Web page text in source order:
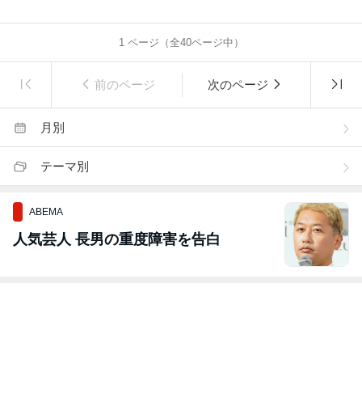
1ページ（全40ページ中）
前のページ 次のページ
月別
テーマ別
ABEMA
人気芸人 長男の重度障害を告白